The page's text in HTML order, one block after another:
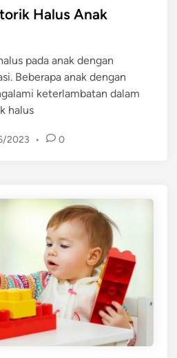
g
t
k
a
m
o
t
o
r
k
n
Halus Anak
pada anak dengan
Beberapa anak dengan
keterlambatan dalam
halus
2023 • 0